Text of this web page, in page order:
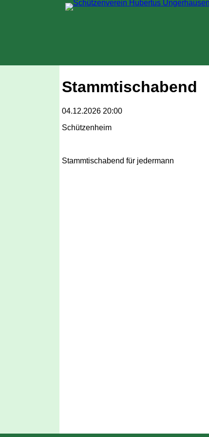
Stammtischabend
04.12.2026 20:00
Schützenheim
Stammtischabend für jedermann